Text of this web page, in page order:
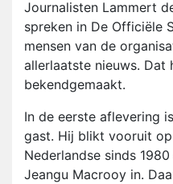
Journalisten Lammert
spreken in De Officiële
mensen van de
allerlaatste nieuws. Dat
bekendgemaakt.
In de eerste aflevering
gast. Hij blikt vooruit
Nederlandse sinds
Jeangu Macrooy in.